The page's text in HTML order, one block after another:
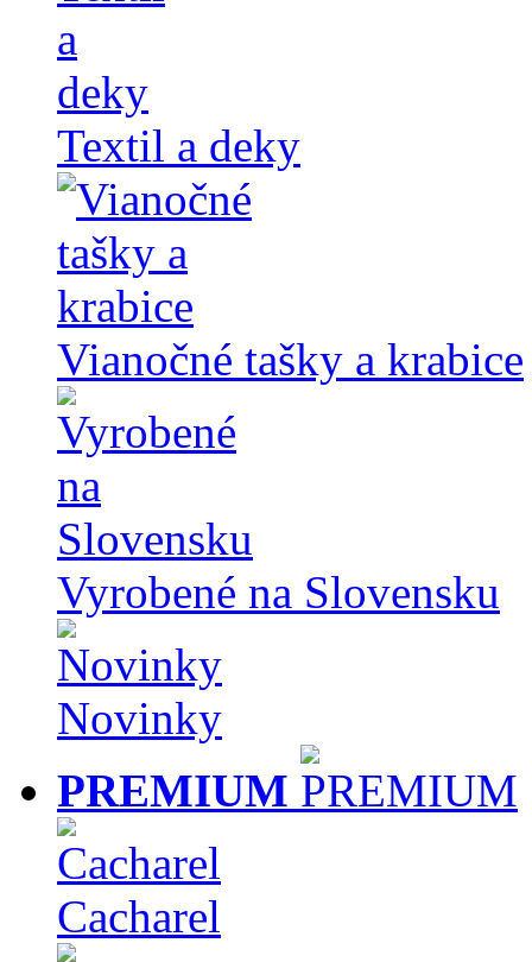
Textil a deky
Vianočné tašky a krabice
Vyrobené na Slovensku
Novinky
PREMIUM
Cacharel